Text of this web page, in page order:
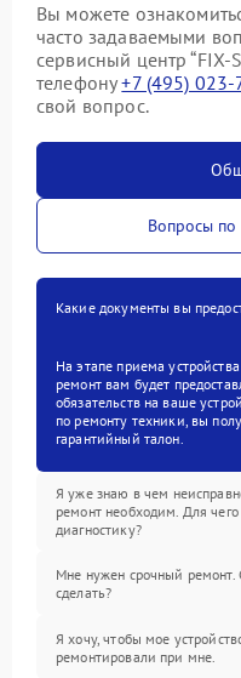
Вы можете
часто задаваемыми
сервисный центр
телефону+7 (495)
свой вопрос.
Вопросы
Какие документы вы
На этапе приема
ремонт вам будет
обязательств на ваше
по ремонту техники, вы
гарантийный талон.
Я уже знаю в чем
ремонт необходим. Для чего
диагностику?
Мне нужен срочный ремонт.
сделать?
Я хочу, чтобы мое
ремонтировали при мне.